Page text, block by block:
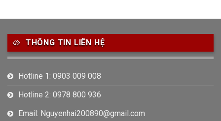
THÔNG TIN LIÊN HỆ
Hotline 1: 0903 009 008
Hotline 2: 0978 800 936
Email: Nguyenhai200890@gmail.com